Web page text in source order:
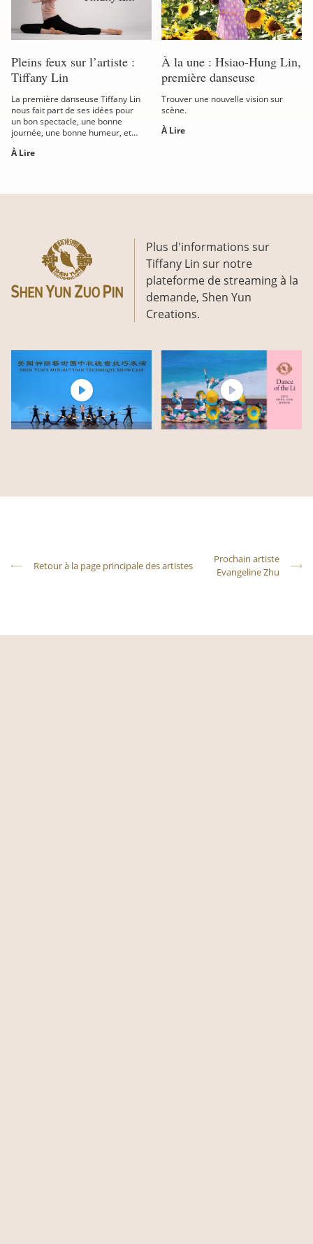
Pleins feux sur l’artiste :
Tiffany Lin
La première danseuse Tiffany Lin
nous fait part de ses idées pour
un bon spectacle, une bonne
journée, une bonne humeur, et
volet de la...
À Lire
À la une : Hsiao-Hung Lin,
première danseuse
Trouver une nouvelle vision sur
scène.
À Lire
Plus d'informations sur
Tiffany Lin sur notre
plateforme de streaming à la
demande, Shen Yun
Creations.
Retour à la page principale des artistes
Prochain artiste
Evangeline Zhu